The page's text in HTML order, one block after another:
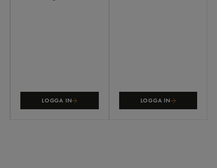
LOGGA IN LOGGA IN